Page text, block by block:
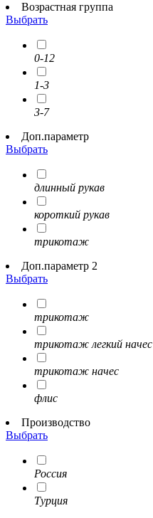
Возрастная группа
Выбрать
0-12
1-3
3-7
Доп.параметр
Выбрать
длинный рукав
короткий рукав
трикотаж
Доп.параметр 2
Выбрать
трикотаж
трикотаж легкий начес
трикотаж начес
флис
Производство
Выбрать
Россия
Турция